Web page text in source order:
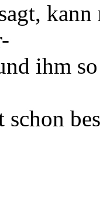
ihm
schon